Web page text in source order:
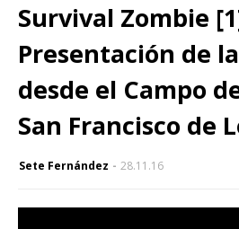
Survival Zombie
Presentación de
desde el Campo
San Francisco de
Sete Fernández 28.11.16